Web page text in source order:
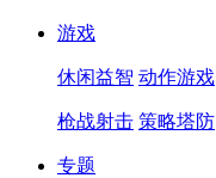
游戏
休闲益智 动作游戏
枪战射击 策略塔防
专题